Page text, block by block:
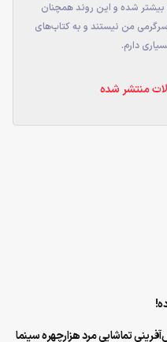
شده و این روند همچنان
سرگرمی من نیستند و به کتاب‌های
دارم.
منتشر شده